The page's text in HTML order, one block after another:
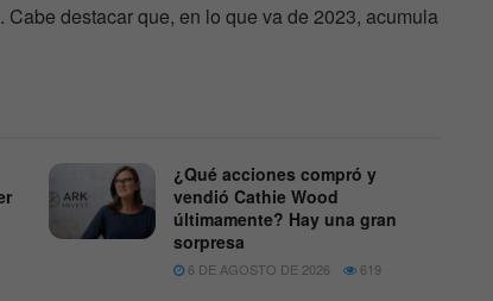
destacar que, en lo que va de 2023, acumula
¿Qué acciones compró y
vendió Cathie Wood
últimamente? Hay una gran
sorpresa
6 DE AGOSTO DE 2026 619